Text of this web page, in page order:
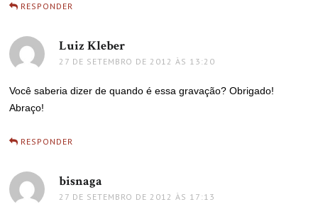
RESPONDER
Luiz Kleber
27 DE SETEMBRO DE 2012 ÀS 13:20
Você saberia dizer de quando é essa gravação? Obrigado!
Abraço!
RESPONDER
bisnaga
27 DE SETEMBRO DE 2012 ÀS 17:13